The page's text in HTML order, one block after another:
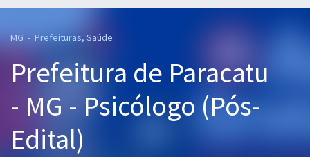
Cursos 20% OFF
Graduação
MG - Prefeituras, Saúde
Prefeitura de Paracatu
- MG - Psicólogo (Pós-
Edital)